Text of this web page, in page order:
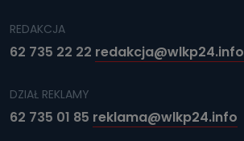
REDAKCJA
62 735 22 22 redakcja@wlkp24.info
DZIAŁ REKLAMY
62 735 01 85 reklama@wlkp24.info